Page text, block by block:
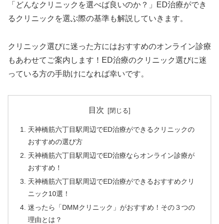
「どんなクリニックを選べば良いのか？」ED治療ができ
るクリニックを選ぶ際の基準も解説していきます。
クリニック選びに迷った方にはおすすめのオンライン診療
もあわせてご案内します！ED治療のクリニック選びに迷
っている方の手助けになれば幸いです。
目次
天神橋筋六丁目駅周辺でED治療ができるクリニックの
おすすめの選び方
天神橋筋六丁目駅周辺でED治療ならオンライン診療が
おすすめ！
天神橋筋六丁目駅周辺でED治療ができるおすすめクリ
ニック10選！
迷ったら「DMMクリニック」がおすすめ！その３つの
理由とは？